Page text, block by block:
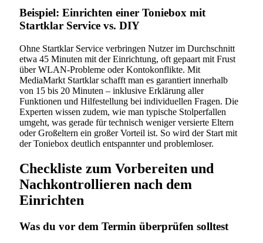
Beispiel: Einrichten einer Toniebox mit
Startklar Service vs. DIY
Ohne Startklar Service verbringen Nutzer im Durchschnitt
etwa 45 Minuten mit der Einrichtung, oft gepaart mit Frust
über WLAN-Probleme oder Kontokonflikte. Mit
MediaMarkt Startklar schafft man es garantiert innerhalb
von 15 bis 20 Minuten – inklusive Erklärung aller
Funktionen und Hilfestellung bei individuellen Fragen. Die
Experten wissen zudem, wie man typische Stolperfallen
umgeht, was gerade für technisch weniger versierte Eltern
oder Großeltern ein großer Vorteil ist. So wird der Start mit
der Toniebox deutlich entspannter und problemloser.
Checkliste zum Vorbereiten und
Nachkontrollieren nach dem
Einrichten
Was du vor dem Termin überprüfen solltest